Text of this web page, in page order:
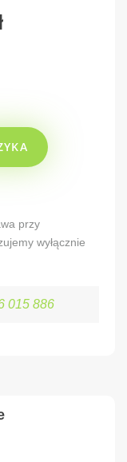
przy
wyłącznie
015 886